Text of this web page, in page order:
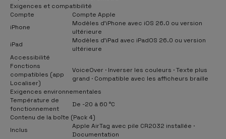
Exigences et compatibilité
Compte
Compte Apple
iPhone
Modèles d’iPhone avec iOS 26.0 ou version
ultérieure
iPad
Modèles d’iPad avec iPadOS 26.0 ou version
ultérieure
Accessibilité
Fonctions
compatibles (app
Localiser)
VoiceOver · Inverser les couleurs · Texte plus
grand · Compatible avec les afficheurs braille
Exigences environnementales
Température de
fonctionnement
De -20 à 60 °C
Contenu de la boîte (Pack 4)
Inclus
Apple AirTag avec pile CR2032 installée ·
Documentation